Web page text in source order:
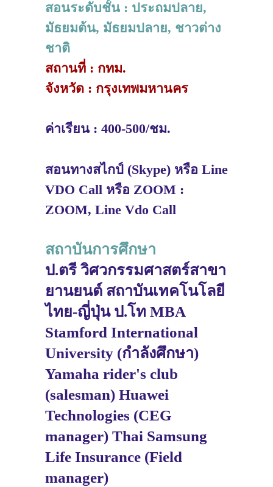
สอนระดับชั้น : ประถมปลาย,
มัธยมต้น, มัธยมปลาย, ชาวต่าง
ชาติ
สถานที่ : กทม.
จังหวัด : กรุงเทพมหานคร
ค่าเรียน : 400-500/ชม.
สอนทางสไกป์ (Skype) หรือ Line
VDO Call หรือ ZOOM :
ZOOM, Line Vdo Call
สถาบันการศึกษา
ป.ตรี วิศวกรรมศาสตร์สาขา
ยานยนต์ สถาบันเทคโนโลยี
ไทย-ญี่ปุ่น ป.โท MBA
Stamford International
University (กำลังศึกษา)
Yamaha rider's club
(salesman) Huawei
Technologies (CEG
manager) Thai Samsung
Life Insurance (Field
manager)